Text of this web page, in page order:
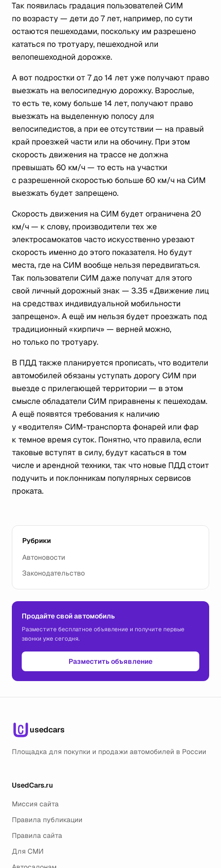
Так появилась градация пользователей СИМ
по возрасту — дети до 7 лет, например, по сути
остаются пешеходами, поскольку им разрешено
кататься по тротуару, пешеходной или
велопешеходной дорожке.
А вот подростки от 7 до 14 лет уже получают право
выезжать на велосипедную дорожку. Взрослые,
то есть те, кому больше 14 лет, получают право
выезжать на выделенную полосу для
велосипедистов, а при ее отсутствии — на правый
край проезжей части или на обочину. При этом
скорость движения на трассе не должна
превышать 60 км/ч — то есть на участки
с разрешенной скоростью больше 60 км/ч на СИМ
выезжать будет запрещено.
Скорость движения на СИМ будет ограничена 20
км/ч — к слову, производители тех же
электросамокатов часто искусственно урезают
скорость именно до этого показателя. Но будут
места, где на СИМ вообще нельзя передвигаться.
Так пользователи СИМ даже получат для этого
свой личный дорожный знак — 3.35 «Движение лиц
на средствах индивидуальной мобильности
запрещено». А ещё им нельзя будет проезжать под
традиционный «кирпич» — верней можно,
но только по тротуару.
В ПДД также планируется прописать, что водители
автомобилей обязаны уступать дорогу СИМ при
выезде с прилегающей территории — в этом
смысле обладатели СИМ приравнены к пешеходам.
А ещё появятся требования к наличию
у «водителя» СИМ-транспорта фонарей или фар
к темное время суток. Понятно, что правила, если
таковые вступят в силу, будут касаться в том
числе и арендной техники, так что новые ПДД стоит
подучить и поклонникам популярных сервисов
проката.
Рубрики
Автоновости
Законодательство
Продайте свой автомобиль
Разместите бесплатное объявление и получите первые
звонки уже сегодня.
Разместить объявление
usedcars
Площадка для покупки и продажи автомобилей в России
UsedCars.ru
Миссия сайта
Правила публикации
Правила сайта
Для СМИ